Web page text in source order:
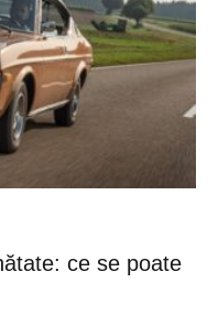
ce se poate